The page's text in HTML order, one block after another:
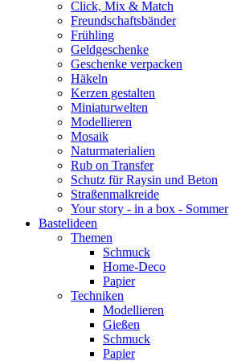
Click, Mix & Match
Freundschaftsbänder
Frühling
Geldgeschenke
Geschenke verpacken
Häkeln
Kerzen gestalten
Miniaturwelten
Modellieren
Mosaik
Naturmaterialien
Rub on Transfer
Schutz für Raysin und Beton
Straßenmalkreide
Your story - in a box - Sommer
Bastelideen
Themen
Schmuck
Home-Deco
Papier
Techniken
Modellieren
Gießen
Schmuck
Papier